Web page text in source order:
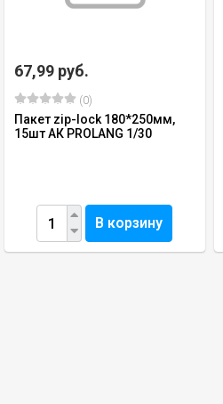
67,99 руб.
(0)
Пакет zip-lock 180*250мм,
15шт АК PROLANG 1/30
В корзину